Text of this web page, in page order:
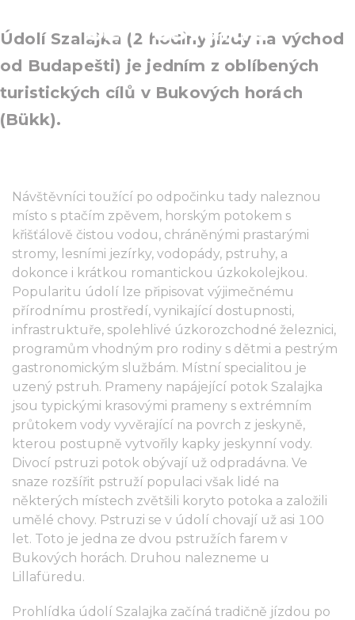
Szilvásvárad
Údolí Szalajka (2 hodiny jízdy na východ
od Budapešti) je jedním z oblíbených
turistických cílů v Bukových horách
(Bükk).
Návštěvníci toužící po odpočinku tady naleznou
místo s ptačím zpěvem, horským potokem s
křišťálově čistou vodou, chráněnými prastarými
stromy, lesními jezírky, vodopády, pstruhy, a
dokonce i krátkou romantickou úzkokolejkou.
Popularitu údolí lze připisovat výjimečnému
přírodnímu prostředí, vynikající dostupnosti,
infrastruktuře, spolehlivé úzkorozchodné železnici,
programům vhodným pro rodiny s dětmi a pestrým
gastronomickým službám. Místní specialitou je
uzený pstruh. Prameny napájející potok Szalajka
jsou typickými krasovými prameny s extrémním
průtokem vody vyvěrající na povrch z jeskyně,
kterou postupně vytvořily kapky jeskynní vody.
Divocí pstruzi potok obývají už odpradávna. Ve
snaze rozšířit pstruží populaci však lidé na
některých místech zvětšili koryto potoka a založili
umělé chovy. Pstruzi se v údolí chovají už asi 100
let. Toto je jedna ze dvou pstružích farem v
Bukových horách. Druhou nalezneme u
Lillafüredu.
Prohlídka údolí Szalajka začíná tradičně jízdou po